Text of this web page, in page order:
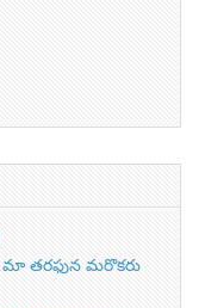
మా తరఫున మరొకరు